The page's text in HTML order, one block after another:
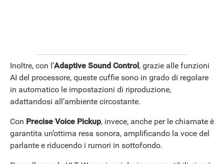
Inoltre, con l’Adaptive Sound Control, grazie alle funzioni
AI del processore, queste cuffie sono in grado di regolare
in automatico le impostazioni di riproduzione,
adattandosi all’ambiente circostante.
Con Precise Voice Pickup, invece, anche per le chiamate è
garantita un’ottima resa sonora, amplificando la voce del
parlante e riducendo i rumori in sottofondo.